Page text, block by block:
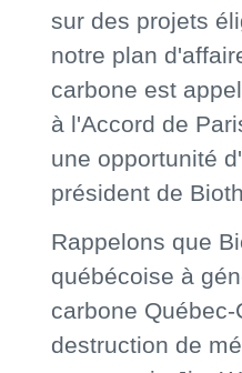
sur des projets
notre plan
carbone est
à l'Accord de
une opportunité
président de
Rappelons que
québécoise à
carbone
destruction de